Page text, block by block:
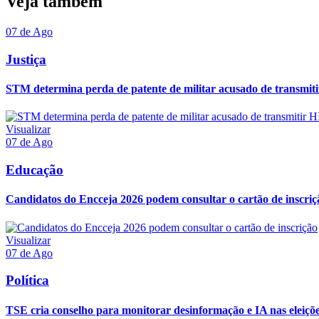
07 de Ago
Justiça
STM determina perda de patente de militar acusado de
Visualizar
07 de Ago
Educação
Candidatos do Encceja 2026 podem consultar o cartão de
Visualizar
07 de Ago
Política
TSE cria conselho para monitorar desinformação e IA nas